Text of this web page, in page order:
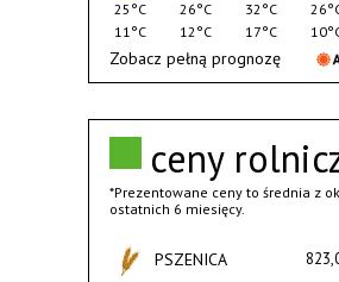
ceny
*Prezentowane ceny to średnia z
ostatnich 6 miesięcy.
PSZENICA
25°C
11°C
26°C
12°C
32°C
17°C
Zobacz pełną prognozę